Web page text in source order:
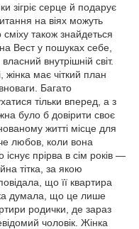
зігріє серце й подарує
на віях можуть
також знайдеться
Вест у пошуках себе,
внутрішній світ.
жінка має чіткий план
Багато
тільки вперед, а з
було б довірити своє
житті місце для
любов, коли вона
прірва в сім років —
тітка, за якою
що її квартира
думала, що це лише
родички, де зараз
чоловік. Жінка